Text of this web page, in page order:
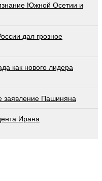
Южной Осетии и
дал грозное
как нового лидера
заявление Пашиняна
Ирана